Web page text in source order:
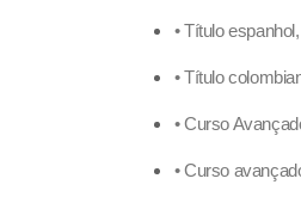
• Título
• Título
• Curso
• Curso